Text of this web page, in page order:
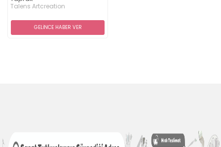
Talens Artcreation
GELİNCE HABER VER